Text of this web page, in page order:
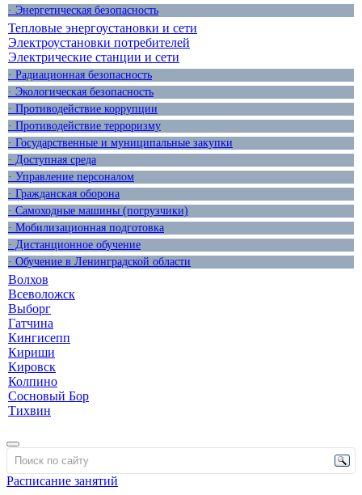
· Энергетическая безопасность
Тепловые энергоустановки и сети
Электроустановки потребителей
Электрические станции и сети
· Радиационная безопасность
· Экологическая безопасность
· Противодействие коррупции
· Противодействие терроризму
· Государственные и муниципальные закупки
· Доступная среда
· Управление персоналом
· Гражданская оборона
· Самоходные машины (погрузчики)
· Мобилизационная подготовка
· Дистанционное обучение
· Обучение в Ленинградской области
Волхов
Всеволожск
Выборг
Гатчина
Кингисепп
Кириши
Кировск
Колпино
Сосновый Бор
Тихвин
Расписание занятий